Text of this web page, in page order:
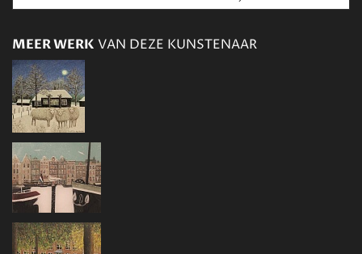
MEER WERK VAN DEZE KUNSTENAAR